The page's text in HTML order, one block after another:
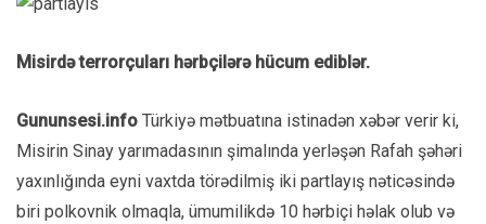
Misirdə terrorçuları hərbçilərə hücum ediblər.
Gununsesi.info Türkiyə mətbuatına istinadən xəbər verir ki,
Misirin Sinay yarımadasının şimalında yerləşən Rafah şəhəri
yaxınlığında eyni vaxtda törədilmiş iki partlayış nəticəsində
biri polkovnik olmaqla, ümumilikdə 10 hərbiçi həlak olub və